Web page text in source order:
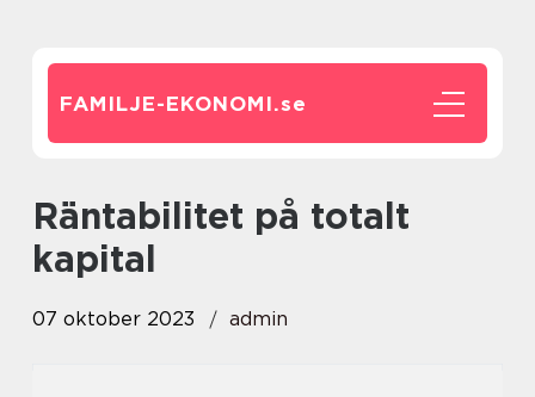
FAMILJE-EKONOMI.se
räntabilitet på totalt
kapital
07 oktober 2023 admin